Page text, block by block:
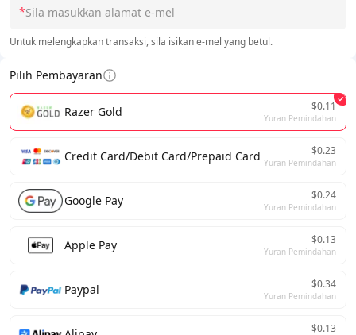
*
Untuk melengkapkan transaksi, sila isikan e-mel yang betul.
Pilih Pembayaran
Razer Gold $0.11
Yuran Pemindahan
Credit Card/Debit Card/Prepaid Card $0.23
Yuran Pemindahan
Google Pay $0.24
Yuran Pemindahan
Apple Pay $0.13
Yuran Pemindahan
Paypal $0.34
Yuran Pemindahan
$0.13